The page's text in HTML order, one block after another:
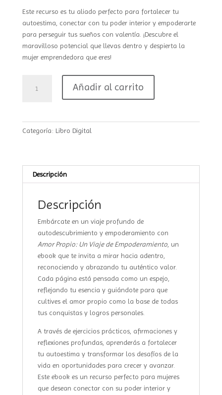
Este recurso es tu aliado perfecto para fortalecer tu
autoestima, conectar con tu poder interior y empoderarte
para perseguir tus sueños con valentía. ¡Descubre el
maravilloso potencial que llevas dentro y despierta la
mujer emprendedora que eres!
AMOR
Añadir al carrito
Categoría: Libro Digital
Descripción
Descripción
Embárcate en un viaje profundo de
autodescubrimiento y empoderamiento con
Amor Propio: Un Viaje de Empoderamiento, un
ebook que te invita a mirar hacia adentro,
reconociendo y abrazando tu auténtico valor.
Cada página está pensada como un espejo,
reflejando tu esencia y guiándote para que
cultives el amor propio como la base de todas
tus conquistas y logros personales.
A través de ejercicios prácticos, afirmaciones y
reflexiones profundas, aprenderás a fortalecer
tu autoestima y transformar los desafíos de la
vida en oportunidades para crecer y avanzar.
Este ebook es un recurso perfecto para mujeres
que desean conectar con su poder interior y